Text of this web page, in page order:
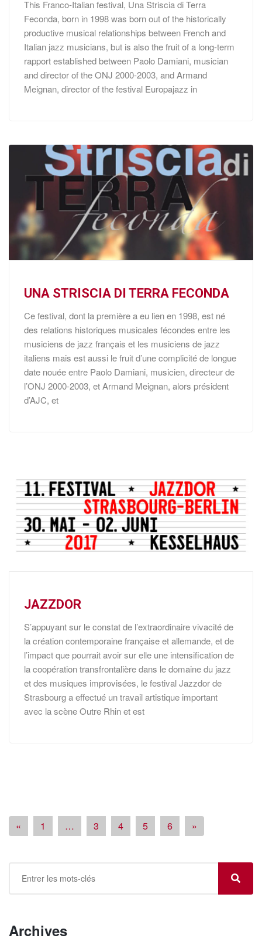
This Franco-Italian festival, Una Striscia di Terra
Feconda, born in 1998 was born out of the historically
productive musical relationships between French and
Italian jazz musicians, but is also the fruit of a long-term
rapport established between Paolo Damiani, musician
and director of the ONJ 2000-2003, and Armand
Meignan, director of the festival Europajazz in
UNA STRISCIA DI TERRA FECONDA
Ce festival, dont la première a eu lien en 1998, est né
des relations historiques musicales fécondes entre les
musiciens de jazz français et les musiciens de jazz
italiens mais est aussi le fruit d’une complicité de longue
date nouée entre Paolo Damiani, musicien, directeur de
l’ONJ 2000-2003, et Armand Meignan, alors président
d’AJC, et
JAZZDOR
S’appuyant sur le constat de l’extraordinaire vivacité de
la création contemporaine française et allemande, et de
l’impact que pourrait avoir sur elle une intensification de
la coopération transfrontalière dans le domaine du jazz
et des musiques improvisées, le festival Jazzdor de
Strasbourg a effectué un travail artistique important
avec la scène Outre Rhin et est
« 1 … 3 4 5 6 »
Archives